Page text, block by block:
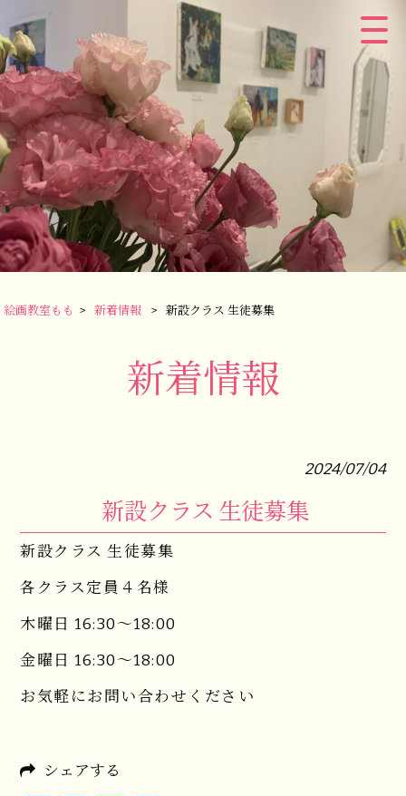
絵画教室もも > 新着情報 > 新設クラス 生徒募集
新着情報
2024/07/04
新設クラス 生徒募集
新設クラス 生徒募集
各クラス定員４名様
木曜日 16:30～18:00
金曜日 16:30〜18:00
お気軽にお問い合わせください
シェアする